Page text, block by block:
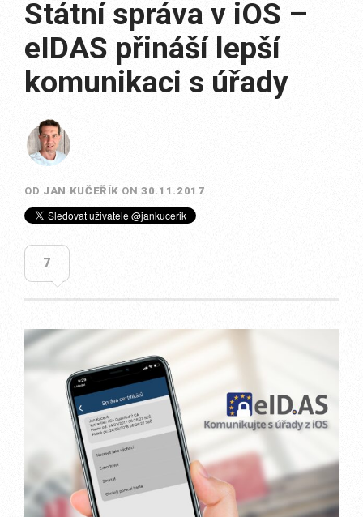
Státní správa v iOS –
eIDAS přináší lepší
komunikaci s úřady
OD JAN KUČEŘÍK ON30.11.2017
7